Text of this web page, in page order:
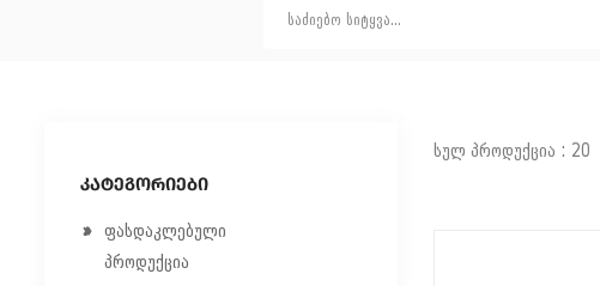
ᲙᲐᲢᲔᲒᲝᲠᲘᲔᲑᲘ
ფასდაკლებული
პროდუქცია
სულ პროდუქცია : 20